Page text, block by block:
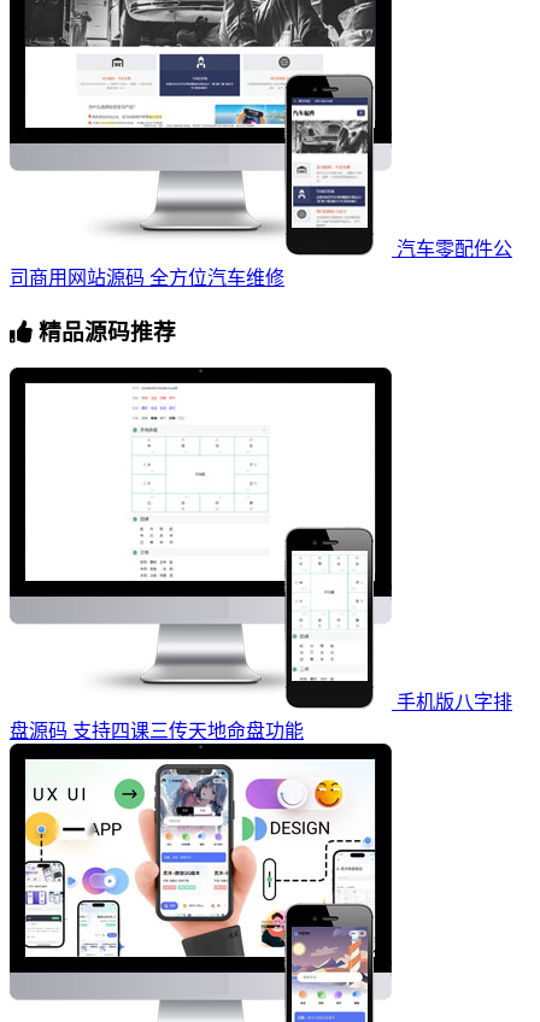
汽车零配件公
司商用网站源码 全方位汽车维修
精品源码推荐
手机版八字排
盘源码 支持四课三传天地命盘功能